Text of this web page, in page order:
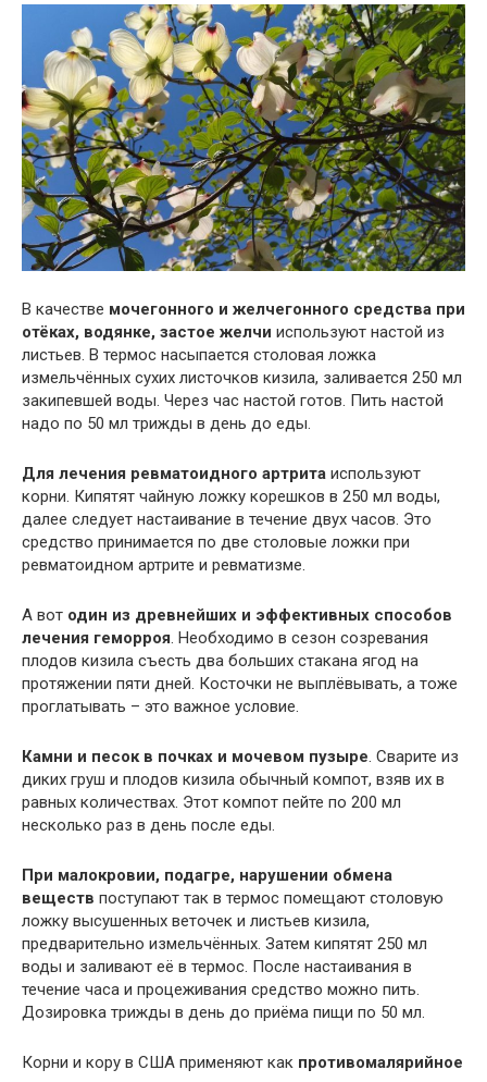
В качестве мочегонного и желчегонного средства при
отёках, водянке, застое желчи используют настой из
листьев. В термос насыпается столовая ложка
измельчённых сухих листочков кизила, заливается 250 мл
закипевшей воды. Через час настой готов. Пить настой
надо по 50 мл трижды в день до еды.
Для лечения ревматоидного артрита используют
корни. Кипятят чайную ложку корешков в 250 мл воды,
далее следует настаивание в течение двух часов. Это
средство принимается по две столовые ложки при
ревматоидном артрите и ревматизме.
А вот один из древнейших и эффективных способов
лечения геморроя. Необходимо в сезон созревания
плодов кизила съесть два больших стакана ягод на
протяжении пяти дней. Косточки не выплёвывать, а тоже
проглатывать – это важное условие.
Камни и песок в почках и мочевом пузыре. Сварите из
диких груш и плодов кизила обычный компот, взяв их в
равных количествах. Этот компот пейте по 200 мл
несколько раз в день после еды.
При малокровии, подагре, нарушении обмена
веществ поступают так в термос помещают столовую
ложку высушенных веточек и листьев кизила,
предварительно измельчённых. Затем кипятят 250 мл
воды и заливают её в термос. После настаивания в
течение часа и процеживания средство можно пить.
Дозировка трижды в день до приёма пищи по 50 мл.
Корни и кору в США применяют как противомалярийное